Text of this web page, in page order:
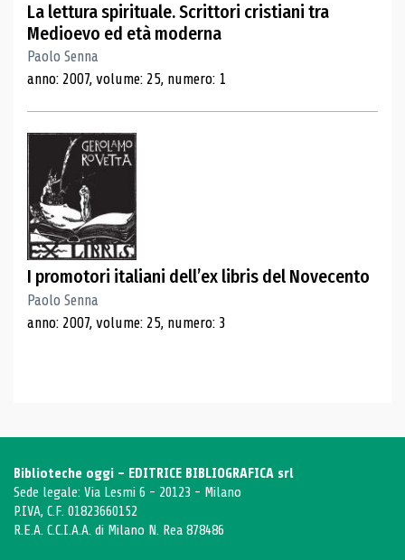
La lettura spirituale. Scrittori cristiani tra
Medioevo ed età moderna
Paolo Senna
anno: 2007, volume: 25, numero: 1
I promotori italiani dell’ex libris del Novecento
Paolo Senna
anno: 2007, volume: 25, numero: 3
Biblioteche oggi - EDITRICE BIBLIOGRAFICA srl
Sede legale: Via Lesmi 6 - 20123 - Milano
P.IVA, C.F. 01823660152
R.E.A. C.C.I.A.A. di Milano N. Rea 878486